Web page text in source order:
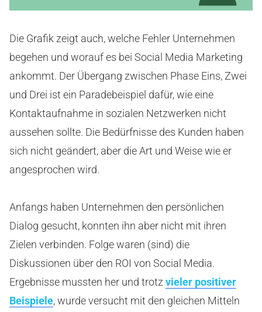
Die Grafik zeigt auch, welche Fehler Unternehmen
begehen und worauf es bei Social Media Marketing
ankommt. Der Übergang zwischen Phase Eins, Zwei
und Drei ist ein Paradebeispiel dafür, wie eine
Kontaktaufnahme in sozialen Netzwerken nicht
aussehen sollte. Die Bedürfnisse des Kunden haben
sich nicht geändert, aber die Art und Weise wie er
angesprochen wird.
Anfangs haben Unternehmen den persönlichen
Dialog gesucht, konnten ihn aber nicht mit ihren
Zielen verbinden. Folge waren (sind) die
Diskussionen über den ROI von Social Media.
Ergebnisse mussten her und trotz vieler positiver
Beispiele, wurde versucht mit den gleichen Mitteln